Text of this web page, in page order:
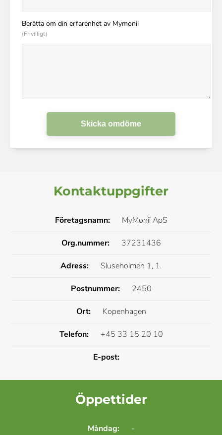
Berätta om din erfarenhet av Mymonii
(Frivilligt)
Skicka omdöme
Kontaktuppgifter
Företagsnamn: MyMonii ApS
Org.nummer: 37231436
Adress: Sluseholmen 1, 1.
Postnummer: 2450
Ort: Kopenhagen
Telefon: +45 33 15 20 10
E-post:
Öppettider
Måndag: -